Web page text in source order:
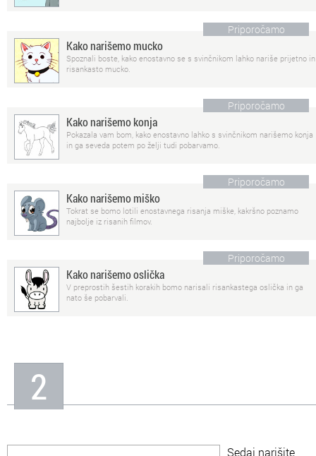
Priporočamo
Kako narišemo mucko
Spoznali boste, kako enostavno se s svinčnikom lahko nariše prijetno in
risankasto mucko.
Priporočamo
Kako narišemo konja
Pokazala vam bom, kako enostavno lahko s svinčnikom narišemo konja
in ga seveda potem po želji tudi pobarvamo.
Priporočamo
Kako narišemo miško
Tokrat se bomo lotili enostavnega risanja miške, kakršno poznamo
najbolje iz risanih filmov.
Priporočamo
Kako narišemo oslička
V preprostih šestih korakih bomo narisali risankastega oslička in ga
nato še pobarvali.
2
Sedaj narišite